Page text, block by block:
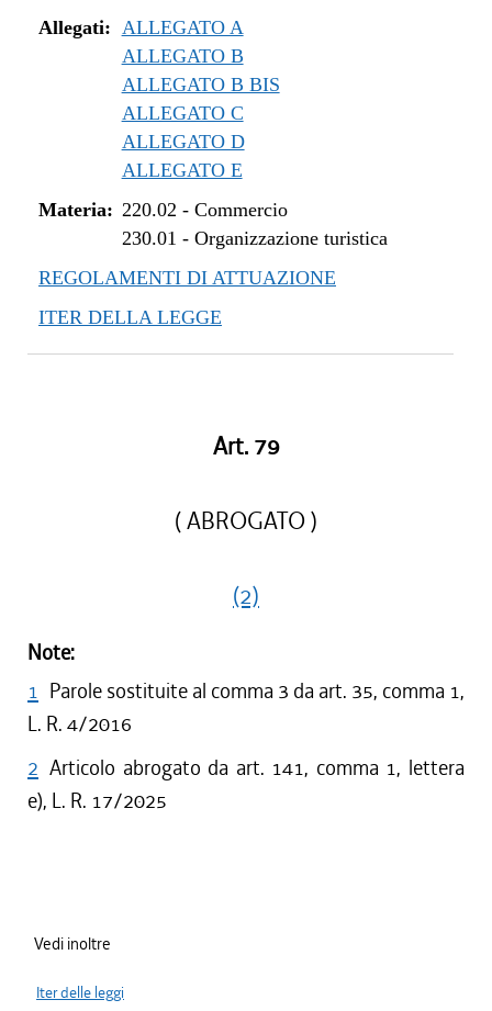
Allegati: ALLEGATO A
ALLEGATO B
ALLEGATO B BIS
ALLEGATO C
ALLEGATO D
ALLEGATO E
Materia: 220.02 - Commercio
230.01 - Organizzazione turistica
REGOLAMENTI DI ATTUAZIONE
ITER DELLA LEGGE
Art. 79
( ABROGATO )
(2)
Note:
1 Parole sostituite al comma 3 da art. 35, comma 1,
L. R. 4/2016
2 Articolo abrogato da art. 141, comma 1, lettera
e), L. R. 17/2025
Vedi inoltre
Iter delle leggi